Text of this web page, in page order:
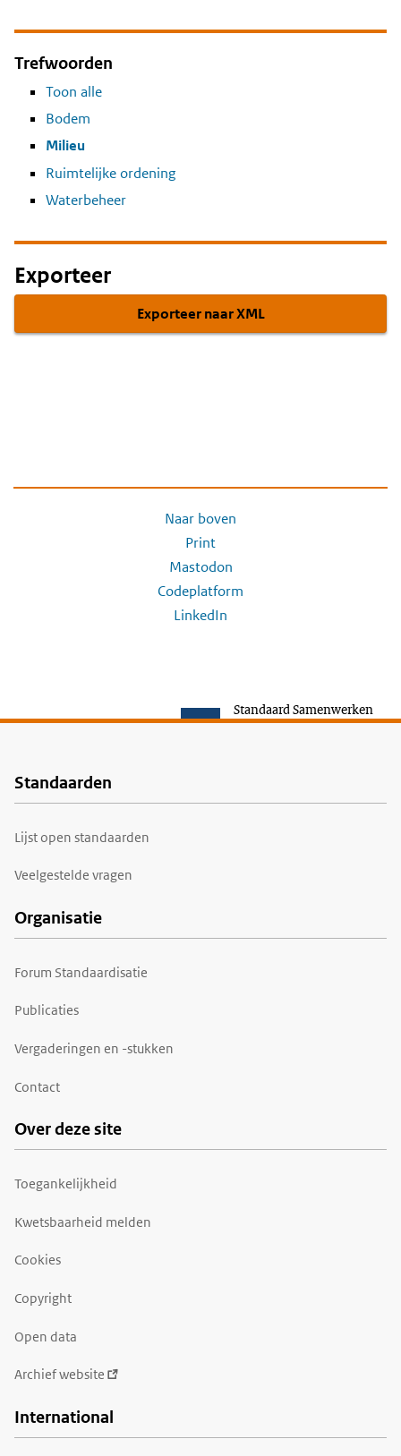
Trefwoorden
Toon alle
Bodem
Milieu
Ruimtelijke ordening
Waterbeheer
Exporteer
Exporteer naar XML
Naar boven
Print
Mastodon
Codeplatform
LinkedIn
Standaard Samenwerken
Voet
Standaarden
Lijst open standaarden
Veelgestelde vragen
Organisatie
Forum Standaardisatie
Publicaties
Vergaderingen en -stukken
Contact
Over deze site
Toegankelijkheid
Kwetsbaarheid melden
Cookies
Copyright
Open data
Archief website
International